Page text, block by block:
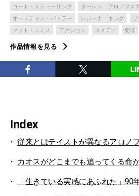
コート・スティーリング
ダーレン・アロノフス
オースティン・バトラー
レジーナ・キング
マット・スミス
アクション コメディ 犯罪
作品情報を見る
Index
従来とはテイストが異なるアロノ
カオスがどこまでも追ってくる命
「生きている実感にあふれた」90